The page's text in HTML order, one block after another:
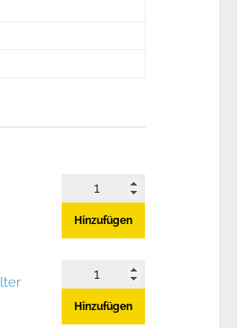
Hinzufügen
Hinzufügen